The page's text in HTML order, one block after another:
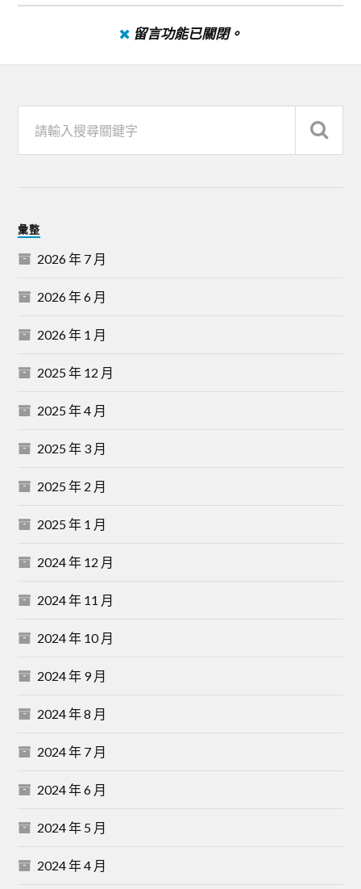
留言功能已關閉。
彙整
2026 年 7 月
2026 年 6 月
2026 年 1 月
2025 年 12 月
2025 年 4 月
2025 年 3 月
2025 年 2 月
2025 年 1 月
2024 年 12 月
2024 年 11 月
2024 年 10 月
2024 年 9 月
2024 年 8 月
2024 年 7 月
2024 年 6 月
2024 年 5 月
2024 年 4 月